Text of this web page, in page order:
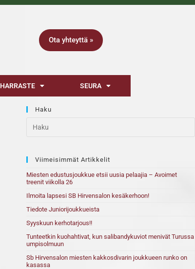
Ota yhteyttä »
HARRASTE SEURA
Haku
Viimeisimmät Artikkelit
Miesten edustusjoukkue etsii uusia pelaajia – Avoimet
treenit viikolla 26
Ilmoita lapsesi SB Hirvensalon kesäkerhoon!
Tiedote Juniorijoukkueista
Syyskuun kerhotarjous!!
Tunteetkin kuohahtivat, kun salibandykuviot menivät Turussa
umpisolmuun
Sb Hirvensalon miesten kakkosdivarin joukkueen runko on
kasassa